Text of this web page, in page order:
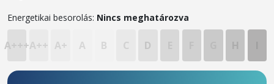
Energetikai besorolás: Nincs meghatározva
A+++A++ A+ A B C D